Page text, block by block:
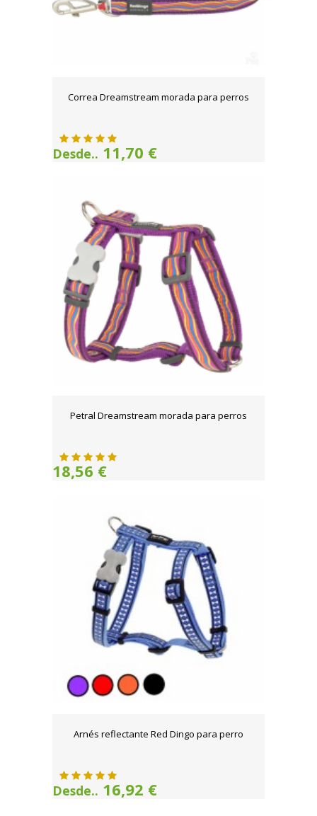
Correa Dreamstream morada para perros
Desde.. 11,70 €
Petral Dreamstream morada para perros
18,56 €
Arnés reflectante Red Dingo para perro
Desde.. 16,92 €